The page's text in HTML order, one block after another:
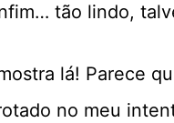
tão lindo,
lá! Parece
no meu